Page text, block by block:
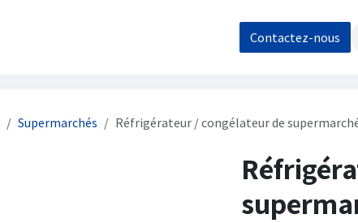
Contact / Demande de devis Boutique
Contactez-nous
Supermarchés Réfrigérateur / congélateur de supermarché